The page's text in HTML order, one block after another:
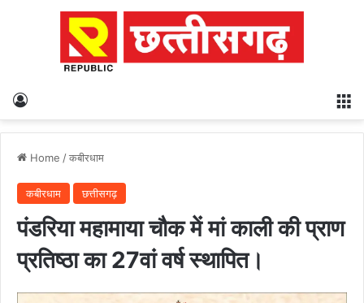
Home /कबीरधाम
कबीरधाम छत्तीसगढ़
पंडरिया महामाया चौक में मां काली की प्राण
प्रतिष्ठा का 27वां वर्ष स्थापित।